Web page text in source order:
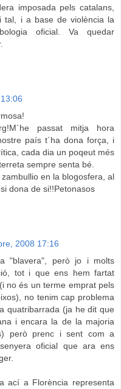
imposada pels catalans,
tal, i a base de violència la
oficial. Va quedar
passat mitja hora
país t´ha dona força, i
cada dia un poqeut més
sempre senta bé.
en la blogosfera, al
dona de si!!Petonasos
2008 17:16
"blavera", però jo i molts
tot i que ens hem fartat
no és un terme emprat pels
no tenim cap problema
quatribarrada (ja he dit que
i encara la de la majoria
però prenc i sent com a
oficial que ara ens
ací a Florència representa